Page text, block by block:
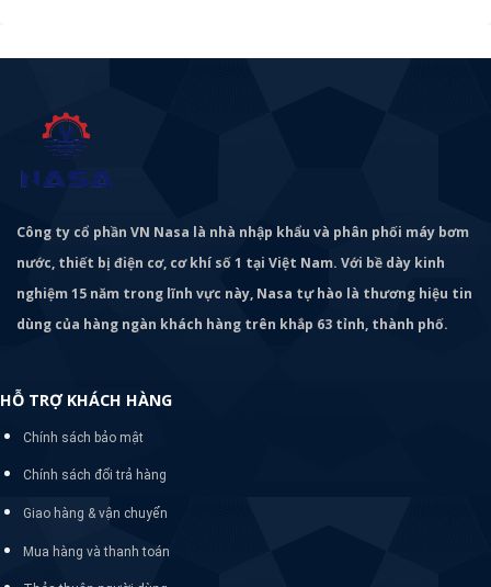
Công ty cổ phần VN Nasa là nhà nhập khẩu và phân phối máy bơm
nước, thiết bị điện cơ, cơ khí số 1 tại Việt Nam. Với bề dày kinh
nghiệm 15 năm trong lĩnh vực này, Nasa tự hào là thương hiệu tin
dùng của hàng ngàn khách hàng trên khắp 63 tỉnh, thành phố.
HỖ TRỢ KHÁCH HÀNG
Chính sách bảo mật
Chính sách đổi trả hàng
Giao hàng & vận chuyển
Mua hàng và thanh toán